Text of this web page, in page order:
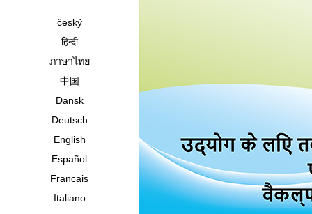
český
हिन्दी
ภาษาไทย
中国
Dansk
Deutsch
English
Español
Francais
Italiano